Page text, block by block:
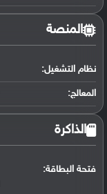
المنصة
نظام التشغيل:
المعالج:
الذاكرة
فتحة البطاقة: